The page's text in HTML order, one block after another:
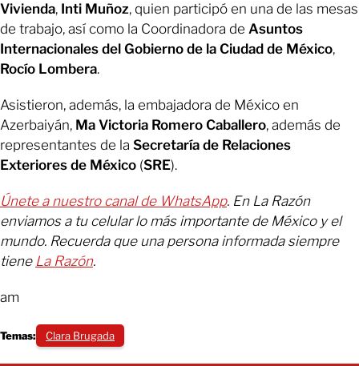
Vivienda, Inti Muñoz, quien participó en una de las mesas
de trabajo, así como la Coordinadora de Asuntos
Internacionales del Gobierno de la Ciudad de México,
Rocío Lombera.
Asistieron, además, la embajadora de México en
Azerbaiyán, Ma Victoria Romero Caballero, además de
representantes de la Secretaría de Relaciones
Exteriores de México (SRE).
Únete a nuestro canal de WhatsApp. En La Razón
enviamos a tu celular lo más importante de México y el
mundo. Recuerda que una persona informada siempre
tiene La Razón.
am
Temas: Clara Brugada